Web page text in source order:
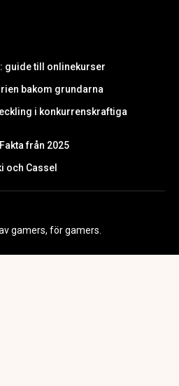
guide till onlinekurser
bakom grundarna
i konkurrenskraftiga
från 2025
och Cassel
gamers, för gamers.